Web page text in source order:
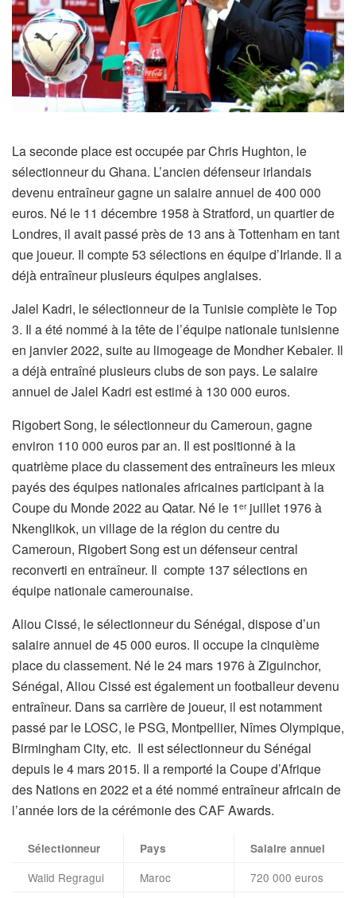
La seconde place est occupée par Chris Hughton, le
sélectionneur du Ghana. L’ancien défenseur irlandais
devenu entraîneur gagne un salaire annuel de 400 000
euros. Né le 11 décembre 1958 à Stratford, un quartier de
Londres, il avait passé près de 13 ans à Tottenham en tant
que joueur. Il compte 53 sélections en équipe d’Irlande. Il a
déjà entraîneur plusieurs équipes anglaises.
Jalel Kadri, le sélectionneur de la Tunisie complète le Top
3. Il a été nommé à la tête de l’équipe nationale tunisienne
en janvier 2022, suite au limogeage de Mondher Kebaier. Il
a déjà entraîné plusieurs clubs de son pays. Le salaire
annuel de Jalel Kadri est estimé à 130 000 euros.
Rigobert Song, le sélectionneur du Cameroun, gagne
environ 110 000 euros par an. Il est positionné à la
quatrième place du classement des entraîneurs les mieux
payés des équipes nationales africaines participant à la
Coupe du Monde 2022 au Qatar. Né le 1 erjuillet 1976 à
Nkenglikok, un village de la région du centre du
Cameroun, Rigobert Song est un défenseur central
reconverti en entraîneur. Il compte 137 sélections en
équipe nationale camerounaise.
Aliou Cissé, le sélectionneur du Sénégal, dispose d’un
salaire annuel de 45 000 euros. Il occupe la cinquième
place du classement. Né le 24 mars 1976 à Ziguinchor,
Sénégal, Aliou Cissé est également un footballeur devenu
entraîneur. Dans sa carrière de joueur, il est notamment
passé par le LOSC, le PSG, Montpellier, Nîmes Olympique,
Birmingham City, etc. Il est sélectionneur du Sénégal
depuis le 4 mars 2015. Il a remporté la Coupe d’Afrique
des Nations en 2022 et a été nommé entraîneur africain de
l’année lors de la cérémonie des CAF Awards.
Sélectionneur Pays Salaire annuel
Walid Regragui Maroc
720 000 euros